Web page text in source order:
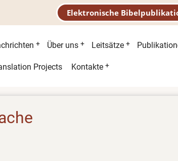
Elektronische
Über uns Leitsätze
Projects Kontakte